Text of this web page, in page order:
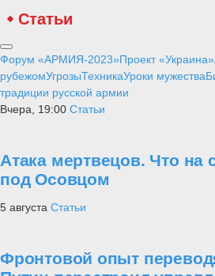
Статьи
Форум «АРМИЯ-2023»Проект «Украина»
рубежомУгрозыТехникаУроки мужества
традиции русской армии
Вчера, 19:00 Статьи
Атака мертвецов. Что
под Осовцом
5 августа Статьи
Фронтовой опыт